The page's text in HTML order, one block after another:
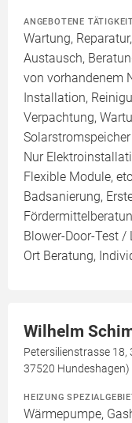
ANGEBOTENE
Wartung,
Austausch,
von vorhandenem
Installation,
Verpachtung,
Nur
Flexible Module,
Badsanierung,
Blower-Door-Test /
Ort Beratung,
Wilhelm
Petersilienstrasse 18,
37520 Hundeshagen)
HEIZUNG
Wärmepumpe,